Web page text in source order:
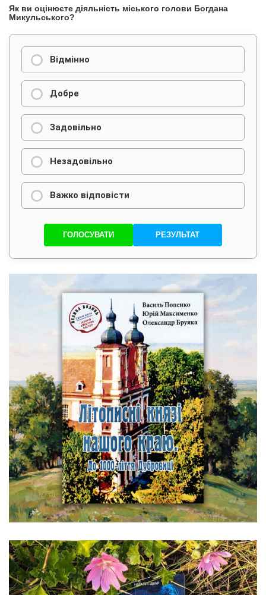
Як ви оцінюєте діяльність міського голови Богдана
Микульського?
Відмінно
Добре
Задовільно
Незадовільно
Важко відповісти
ГОЛОСУВАТИ РЕЗУЛЬТАТ